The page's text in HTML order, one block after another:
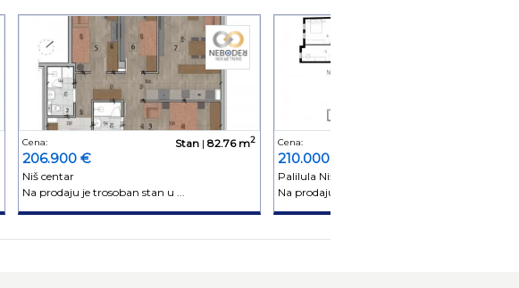
Cena:
206.900 €
Stan |82.76 m2
Niš centar
Na prodaju je trosoban stan u ...
Cena:
210.000 €
Palilula Niš
Na prodaju troiposoban duplex ...